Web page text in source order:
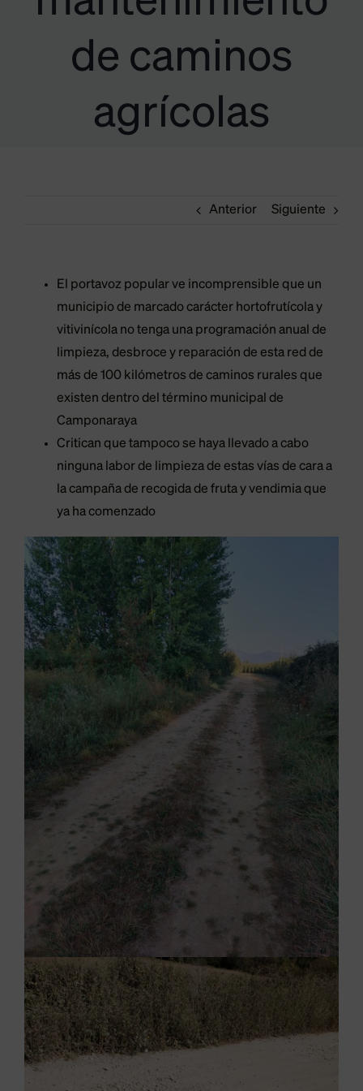
de caminos
agrícolas
Anterior Siguiente
El portavoz popular ve incomprensible que un
municipio de marcado carácter hortofrutícola y
vitivinícola no tenga una programación anual de
limpieza, desbroce y reparación de esta red de
más de 100 kilómetros de caminos rurales que
existen dentro del término municipal de
Camponaraya
Critican que tampoco se haya llevado a cabo
ninguna labor de limpieza de estas vías de cara a
la campaña de recogida de fruta y vendimia que
ya ha comenzado